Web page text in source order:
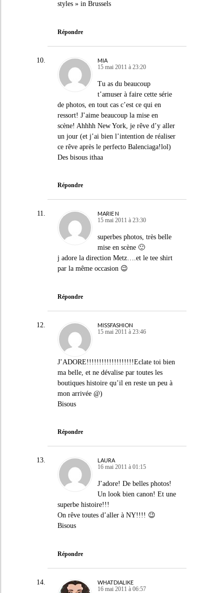
styles » in Brussels
Répondre
MIA
15 mai 2011 à 23:20
Tu as du beaucoup
t’amuser à faire cette série
de photos, en tout cas c’est ce qui en
ressort! J’aime beaucoup la mise en
scène! Ahhhh New York, je rêve d’y aller
un jour (et j’ai bien l’intention de réaliser
ce rêve après le perfecto Balenciaga!lol)
Des bisous ithaa
Répondre
MARIE N
15 mai 2011 à 23:30
superbes photos, très belle
mise en scène 🙂
j adore la direction Metz….et le tee shirt
par la même occasion 😉
Répondre
MISSFASHION
15 mai 2011 à 23:46
J’ADORE!!!!!!!!!!!!!!!!!!!Eclate toi bien
ma belle, et ne dévalise par toutes les
boutiques histoire qu’il en reste un peu à
mon arrivée @)
Bisous
Répondre
LAURA
16 mai 2011 à 01:15
J’adore! De belles photos!
Un look bien canon! Et une
superbe histoire!!!
On rêve toutes d’aller à NY!!!! 😉
Bisous
Répondre
WHATDIALIKE
16 mai 2011 à 06:57